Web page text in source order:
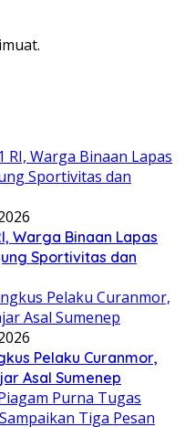
Warga Binaan Lapas
Sportivitas dan
Pelaku Curanmor,
Asal Sumenep